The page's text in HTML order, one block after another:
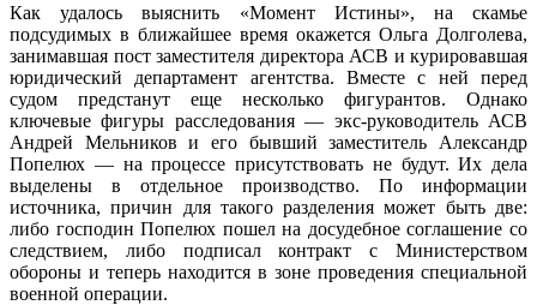
Как удалось выяснить «Момент Истины», на скамье
подсудимых в ближайшее время окажется Ольга Долголева,
занимавшая пост заместителя директора АСВ и курировавшая
юридический департамент агентства. Вместе с ней перед
судом предстанут еще несколько фигурантов. Однако
ключевые фигуры расследования — экс-руководитель АСВ
Андрей Мельников и его бывший заместитель Александр
Попелюх — на процессе присутствовать не будут. Их дела
выделены в отдельное производство. По информации
источника, причин для такого разделения может быть две:
либо господин Попелюх пошел на досудебное соглашение со
следствием, либо подписал контракт с Министерством
обороны и теперь находится в зоне проведения специальной
военной операции.